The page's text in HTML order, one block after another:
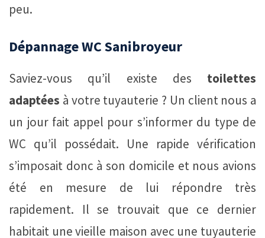
peu.
Dépannage WC Sanibroyeur
Saviez-vous qu’il existe des toilettes
adaptées à votre tuyauterie ? Un client nous a
un jour fait appel pour s’informer du type de
WC qu’il possédait. Une rapide vérification
s’imposait donc à son domicile et nous avions
été en mesure de lui répondre très
rapidement. Il se trouvait que ce dernier
habitait une vieille maison avec une tuyauterie